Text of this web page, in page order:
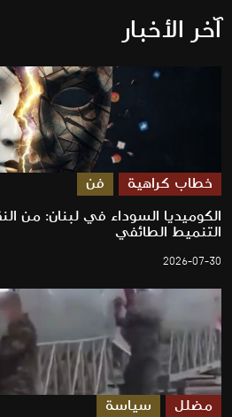
آخر الأخبار
خطاب كراهية فن
الكوميديا السوداء في لبنان: من
التنميط الطائفي
2026-07-30
مضلل سياسة